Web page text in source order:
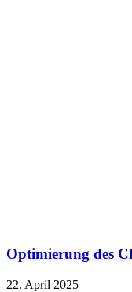
Optimierung des
22. April 2025